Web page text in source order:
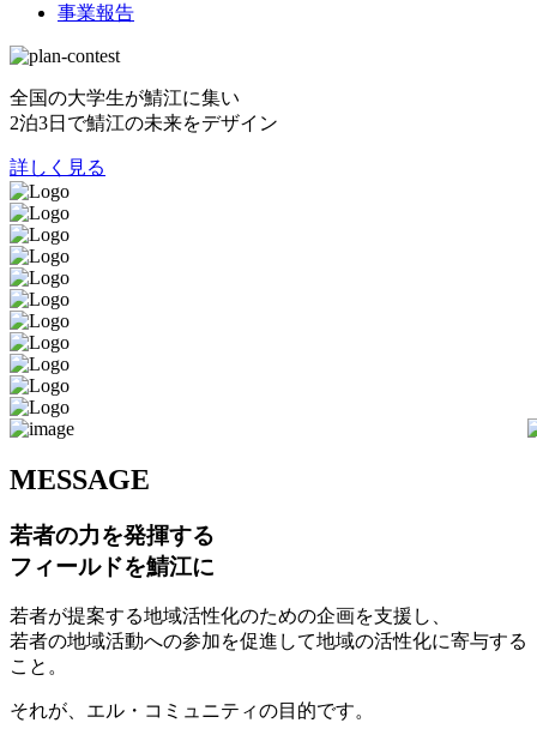
事業報告
全国の大学生が鯖江に集い
2泊3日で鯖江の未来をデザイン
詳しく見る
MESSAGE
若者の力を発揮する
フィールドを鯖江に
若者が提案する地域活性化のための企画を支援し、
若者の地域活動への参加を促進して地域の活性化に寄与する
こと。
それが、エル・コミュニティの目的です。